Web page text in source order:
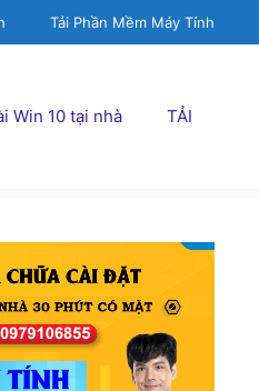
Tải Phần Mềm Máy Tính
Win 10 tại nhà TẢI